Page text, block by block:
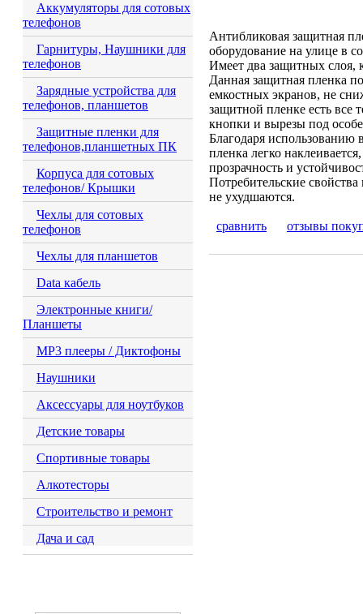
Аккумуляторы для сотовых
телефонов
Гарнитуры, Наушники для
телефонов
Зарядные устройства для
телефонов, планшетов
Защитные пленки для
телефонов,планшетных ПК
Корпуса для сотовых
телефонов/ Крышки
Чехлы для сотовых
телефонов
Чехлы для планшетов
Data кабель
Электронные книги/
Планшеты
MP3 плееры / Диктофоны
Наушники
Аксессуары для ноутбуков
Детские товары
Спортивные товары
Алкотесторы
Строительство и ремонт
Дача и сад
Антибликовая защитная
оборудование на улице в
Имеет два защитных слоя,
Данная защитная пленка
емкостных экранов, не
защитной пленке есть все
кнопки и вырезы под
Благодаря использованию
пленка легко
прозрачность и
Потребительские
не ухудшаются.
сравнить отзывы